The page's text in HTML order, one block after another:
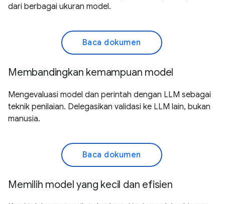
dari berbagai ukuran model.
Baca dokumen
Membandingkan kemampuan model
Mengevaluasi model dan perintah dengan LLM sebagai
teknik penilaian. Delegasikan validasi ke LLM lain, bukan
manusia.
Baca dokumen
Memilih model yang kecil dan efisien